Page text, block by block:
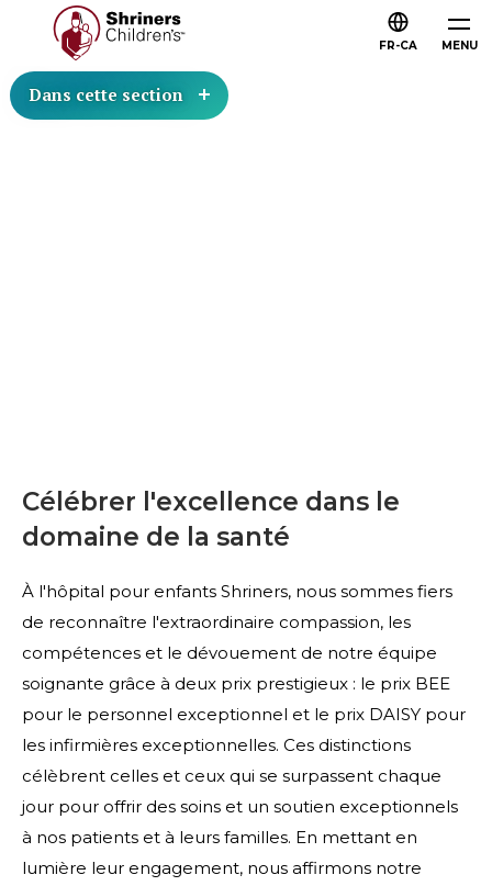
MENU
FR-CA
Dans cette section
Célébrer l'excellence dans le
domaine de la santé
À l'hôpital pour enfants Shriners, nous sommes fiers
de reconnaître l'extraordinaire compassion, les
compétences et le dévouement de notre équipe
soignante grâce à deux prix prestigieux : le prix BEE
pour le personnel exceptionnel et le prix DAISY pour
les infirmières exceptionnelles. Ces distinctions
célèbrent celles et ceux qui se surpassent chaque
jour pour offrir des soins et un soutien exceptionnels
à nos patients et à leurs familles. En mettant en
lumière leur engagement, nous affirmons notre